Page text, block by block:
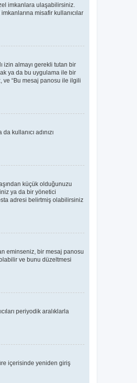
imkanlara ulaşabilirsiniz.
misafir kullanıcılar
izin almayı gerekli tutan bir
ya da bu uygulama ile bir
ve “Bu mesaj panosu ile ilgili
kullanıcı adınızı
küçük olduğunuzu
ya da bir yönetici
adresi belirtmiş olabilirsiniz
eminseniz, bir mesaj panosu
ve bunu düzeltmesi
periyodik aralıklarla
içerisinde yeniden giriş